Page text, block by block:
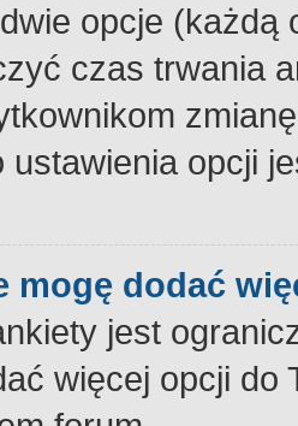
opcje
czas trwania
ustawienia opcji
mogę dodać
jest
więcej opcji